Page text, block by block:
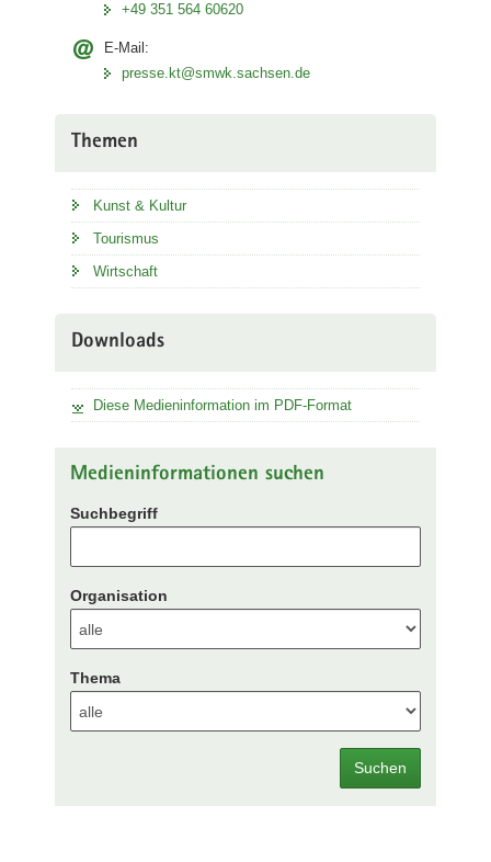
+49 351 564 60620
E-Mail:
presse.kt@smwk.sachsen.de
Themen
Kunst & Kultur
Tourismus
Wirtschaft
Downloads
Diese Medieninformation im PDF-Format
Medieninformationen suchen
Suchbegriff
Organisation
Thema
Suchen